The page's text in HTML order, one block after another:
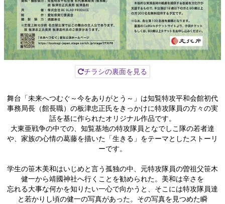
チラシの裏面を見る
舞台「未来へつむぐ～今をありがとう～」は知覧特攻平和会館初代
事務局長（館長職）の板津忠正氏をきっかけに特攻隊員の方々の実
話を基に作られたオリジナル作品です。
大東亜戦争の中での、知覧基地の特攻隊員となでしこ隊の若者達
や、家族の心情の葛藤を描いた「生きる」をテーマとしたストーリ
ーです。
学生の笹木美和はいじめと言う孤独の中、元特攻隊員の曽祖父笹木
健一から靖國神社へ行くことを勧められた。美和は辛さを
忘れる大事な何かを知りたい一心で向かうと、そこには特攻隊員達
と若かりし頃の健一の写真があった。その写真を見つめた瞬